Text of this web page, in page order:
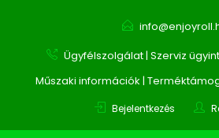
Ügyfélszolgálat | Szerviz
Műszaki információk |
Bejelentkezés